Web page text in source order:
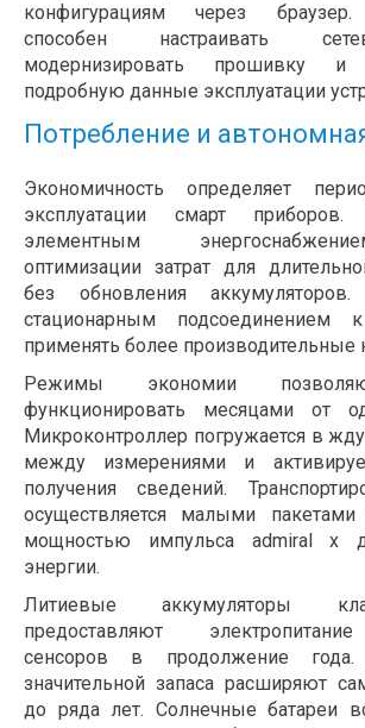
конфигурациям через
способен настраивать
модернизировать прошивку и
подробную данные эксплуатации
Потребление и
Экономичность определяет
эксплуатации смарт
элементным
оптимизации затрат для
без обновления
стационарным подсоединением
применять более производительные
Режимы экономии
функционировать месяцами от
Микроконтроллер погружается в
между измерениями и
получения сведений.
осуществляется малыми
мощностью импульса admiral x
энергии.
Литиевые аккумуляторы
предоставляют
сенсоров в продолжение года.
значительной запаса расширяют
до ряда лет. Солнечные батареи